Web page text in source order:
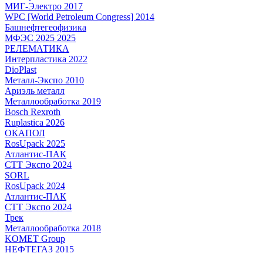
МИГ-Электро 2017
WPC [World Petroleum Congress] 2014
Башнефтегеофизика
МФЭС 2025 2025
РЕЛЕМАТИКА
Интерпластика 2022
DioPlast
Металл-Экспо 2010
Ариэль металл
Металлообработка 2019
Bosch Rexroth
Ruplastica 2026
ОКАПОЛ
RosUpack 2025
Атлантис-ПАК
СТТ Экспо 2024
SORL
RosUpack 2024
Атлантис-ПАК
СТТ Экспо 2024
Трек
Металлообработка 2018
KOMET Group
НЕФТЕГАЗ 2015